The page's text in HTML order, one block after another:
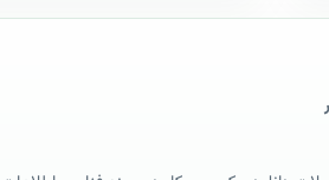
پیش نمایش نمونه رزومه‌ها